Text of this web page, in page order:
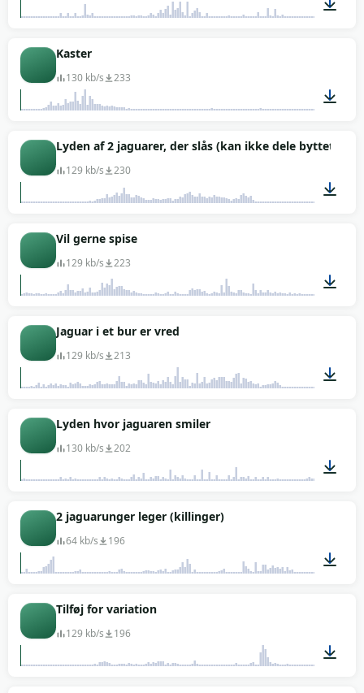
Kaster
130 kb/s 233
00:02
Lyden af 2 jaguarer, der slås (kan ikke dele byttet)
129 kb/s 230
Vil gerne spise
129 kb/s 223
Jaguar i et bur er vred
129 kb/s 213
Lyden hvor jaguaren smiler
130 kb/s 202
2 jaguarunger leger (killinger)
64 kb/s 196
Tilføj for variation
129 kb/s 196